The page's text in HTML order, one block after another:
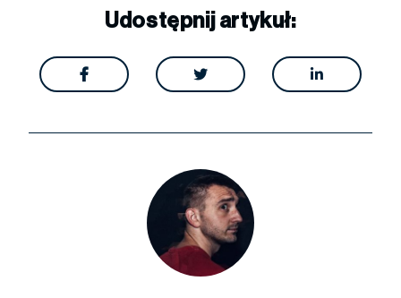
Udostępnij artykuł:
  